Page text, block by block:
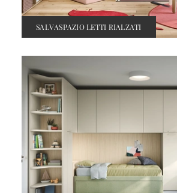
SALVASPAZIO LETTI RIALZATI